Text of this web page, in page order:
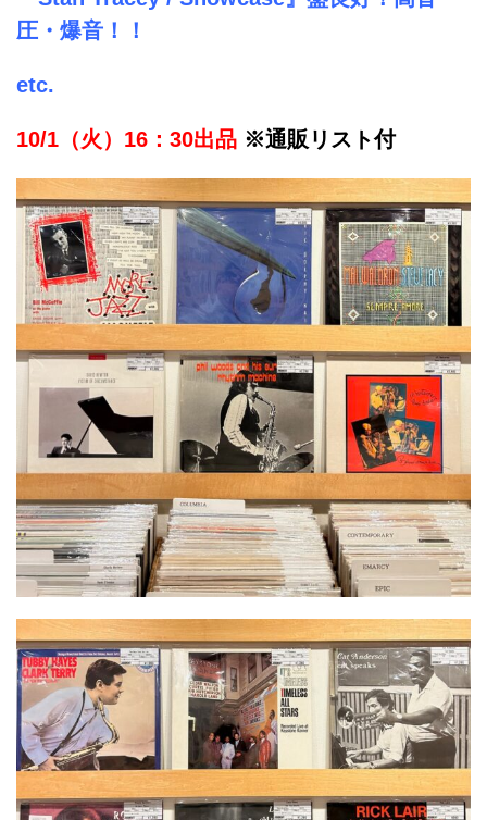
圧・爆音！！
etc.
10/1（火）16：30出品 ※通販リスト付